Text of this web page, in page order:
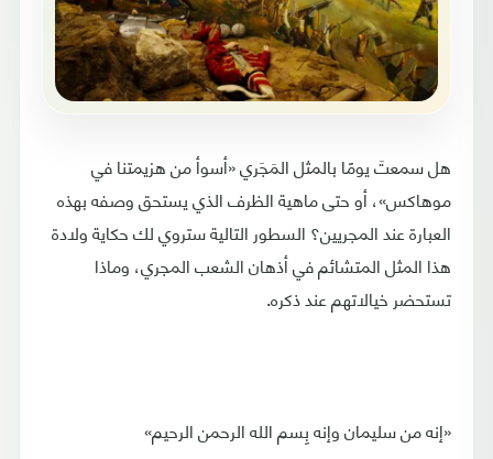
هل سمعتَ يومًا بالمثل المَجَري «أسوأ من هزيمتنا في
موهاكس»، أو حتى ماهية الظرف الذي يستحق وصفه بهذه
العبارة عند المجريين؟ السطور التالية ستروي لك حكاية ولادة
هذا المثل المتشائم في أذهان الشعب المجري، وماذا
تستحضر خيالاتهم عند ذكره.
«إنه من سليمان وإنه بِسم الله الرحمن الرحيم»